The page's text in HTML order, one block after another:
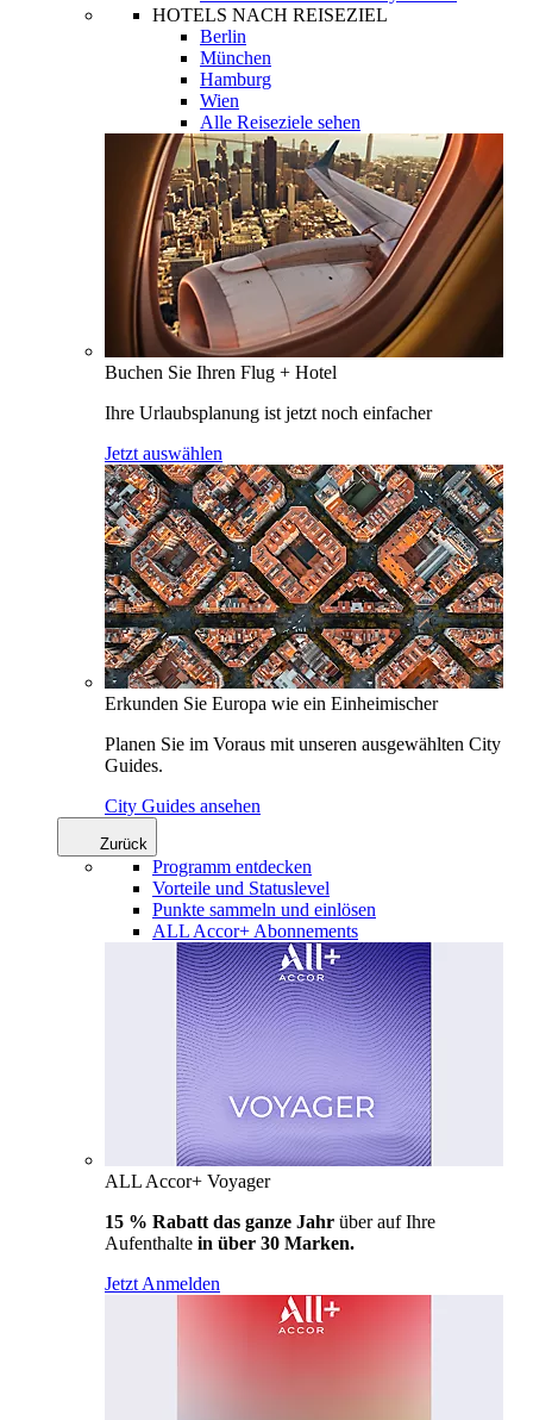
HOTELS NACH REISEZIEL
Berlin
München
Hamburg
Wien
Alle Reiseziele sehen
Buchen Sie Ihren Flug + Hotel
Ihre Urlaubsplanung ist jetzt noch einfacher
Jetzt auswählen
Erkunden Sie Europa wie ein Einheimischer
Planen Sie im Voraus mit unseren ausgewählten City
Guides.
City Guides ansehen
Zurück
Programm entdecken
Vorteile und Statuslevel
Punkte sammeln und einlösen
ALL Accor+ Abonnements
ALL Accor+ Voyager
15 % Rabatt das ganze Jahr über auf Ihre
Aufenthalte in über 30 Marken.
Jetzt Anmelden